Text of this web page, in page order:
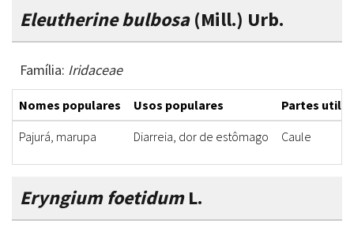
Eleutherine bulbosa(Mill.) Urb.
Família: Iridaceae
Nomes populares Usos populares
Partes
Pajurá, marupa
Diarreia, dor de estômago Caule
Eryngium foetidumL.